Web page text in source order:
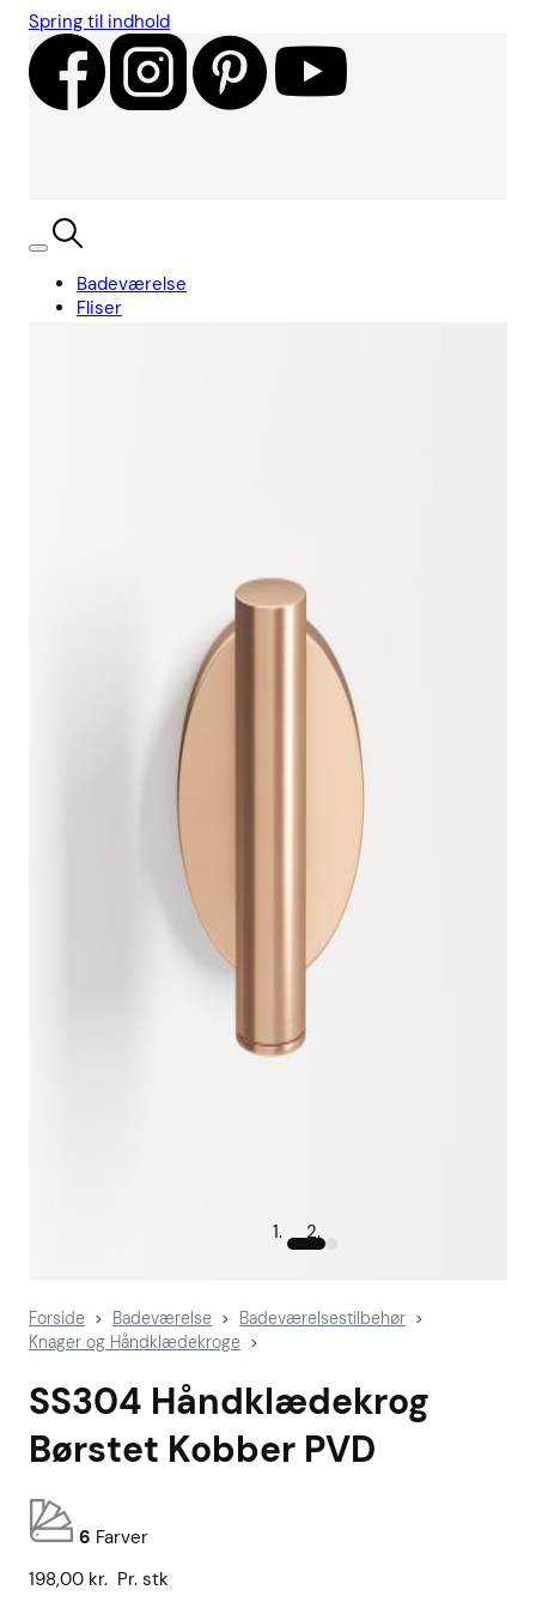
Spring til indhold
Badeværelse
Fliser
Forside > Badeværelse > Badeværelsestilbehør >
Knager og Håndklædekroge >
SS304 Håndklædekrog
Børstet Kobber PVD
6 Farver
198,00 kr. Pr. stk